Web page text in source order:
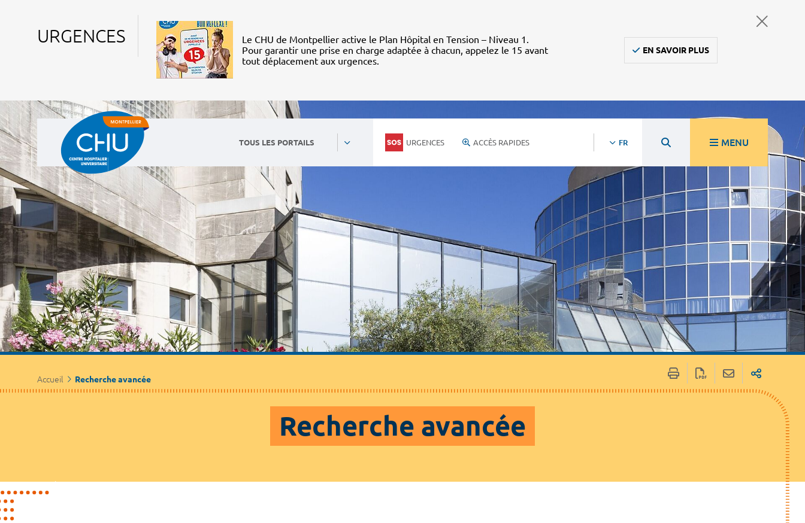
URGENCES
Le CHU de Montpellier active le Plan Hôpital en Tension – Niveau 1.
Pour garantir une prise en charge adaptée à chacun, appelez le 15 avant
tout déplacement aux urgences.
EN SAVOIR PLUS
TOUS LES PORTAILS URGENCES ACCÈS RAPIDES FR MENU
Accueil Recherche avancée
Recherche avancée